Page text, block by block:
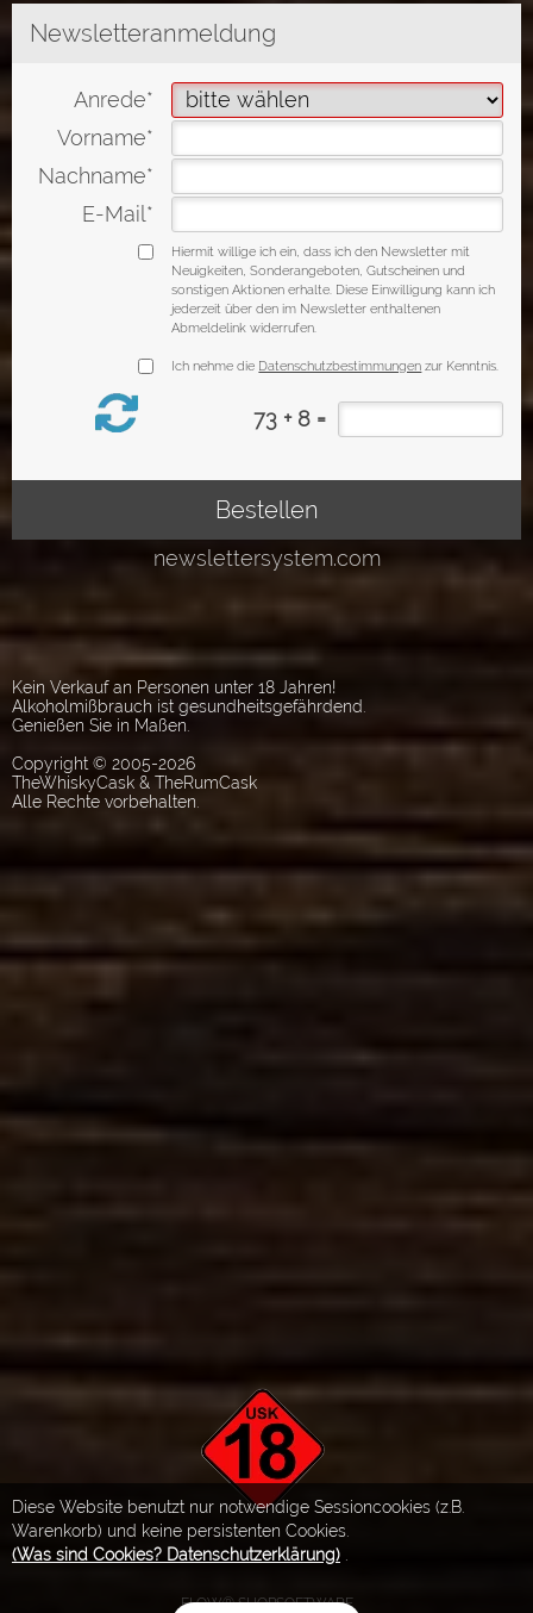
Diese Website benutzt nur notwendige Sessioncookies (z.B.
Warenkorb) und keine persistenten Cookies.
(Was sind Cookies? Datenschutzerklärung)
Kein Verkauf an Personen unter 18 Jahren!
Alkoholmißbrauch ist gesundheitsgefährdend.
Genießen Sie in Maßen.
Copyright © 2005-2026
TheWhiskyCask & TheRumCask
Alle Rechte vorbehalten.
FLOW® SHOPSOFTWARE